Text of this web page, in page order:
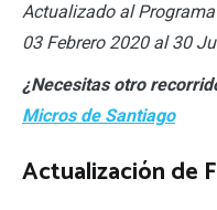
Actualizado al
03 Febrero 2020 al 30
¿Necesitas otro
Micros de Santiago
Actualización de